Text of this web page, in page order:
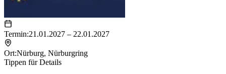
Termin:21.01.2027 – 22.01.2027
Ort:Nürburg, Nürburgring
Tippen für Details